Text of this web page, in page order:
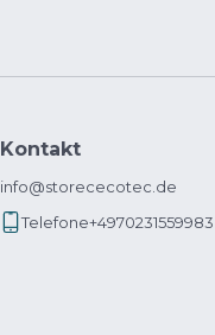
Kontakt
info@storececotec.de
Telefone+4970231559983